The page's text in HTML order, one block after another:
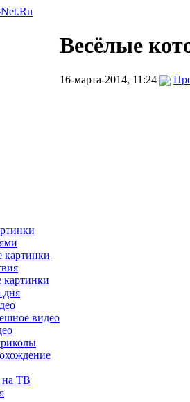
картинки
дня
видео
ТВ
Весёлые
16-марта-2014, 11:24